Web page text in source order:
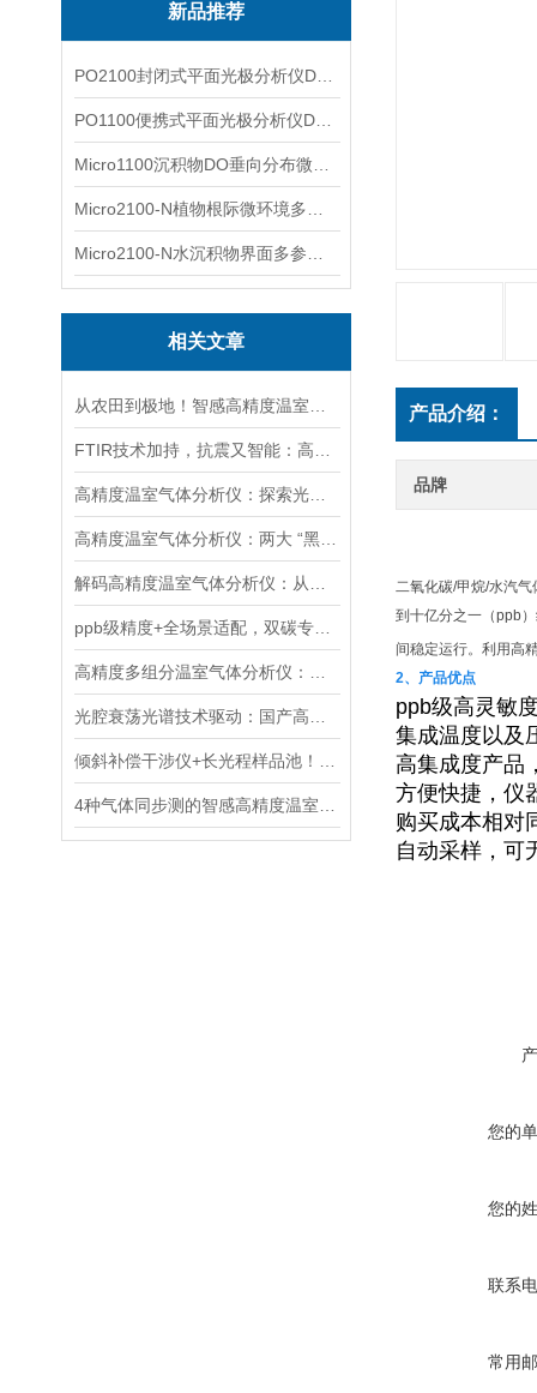
新品推荐
相关文章
产品介绍：
品牌
二氧化碳/甲烷/水汽
到十亿分之一（ppb
间稳定运行。利用高
2、产品优点
ppb级高灵敏
集成温度以及
高集成度产品
方便快捷，仪
购买成本相对
自动采样，可
您的
您的
联系
常用